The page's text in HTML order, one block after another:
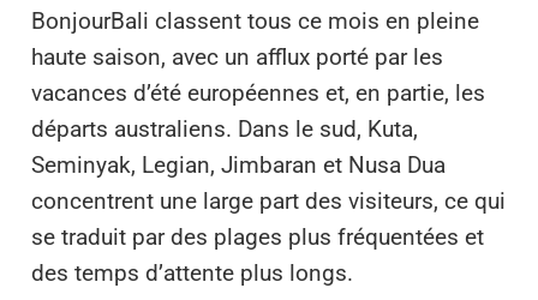
BonjourBali classent tous ce mois en pleine
haute saison, avec un afflux porté par les
vacances d’été européennes et, en partie, les
départs australiens. Dans le sud, Kuta,
Seminyak, Legian, Jimbaran et Nusa Dua
concentrent une large part des visiteurs, ce qui
se traduit par des plages plus fréquentées et
des temps d’attente plus longs.